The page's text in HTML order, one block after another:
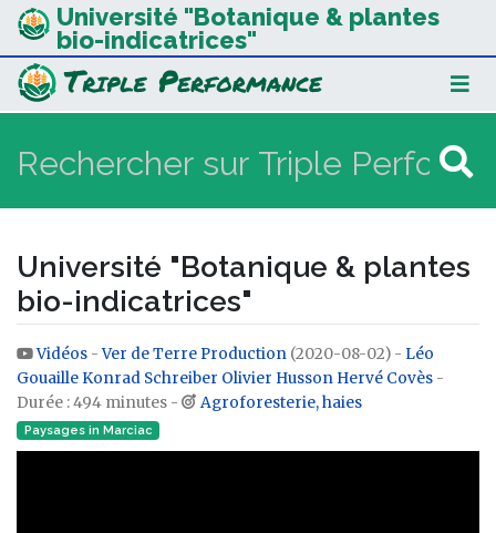
Université "Botanique & plantes
bio-indicatrices"
Université "Botanique & plantes
bio-indicatrices"
Aller à :navigation,rechercher
Vidéos -Ver de Terre Production (2020-08-02) - Léo
GouailleKonrad Schreiber Olivier Husson Hervé Covès -
Durée : 494 minutes -
Agroforesterie, haies
Paysages in Marciac